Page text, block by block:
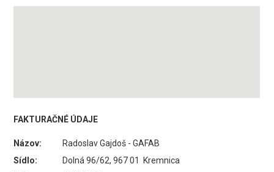
FAKTURAČNÉ ÚDAJE
Názov:
Radoslav Gajdoš - GAFAB
Sídlo:
Dolná 96/62, 967 01 Kremnica